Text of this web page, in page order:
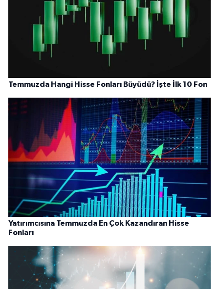
Temmuzda Hangi Hisse Fonları Büyüdü? İşte İlk 10 Fon
Yatırımcısına Temmuzda En Çok Kazandıran Hisse
Fonları